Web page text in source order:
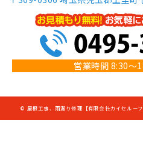
営業時間 8:30～
© 屋根工事、雨漏り修理【有限会社カイセルー